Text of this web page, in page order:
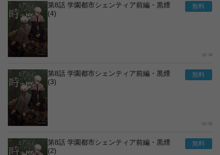
第8話 学園都市シェンティア前編・黒煙
(4)
14
第8話 学園都市シェンティア前編・黒煙
(3)
15
第8話 学園都市シェンティア前編・黒煙
(2)